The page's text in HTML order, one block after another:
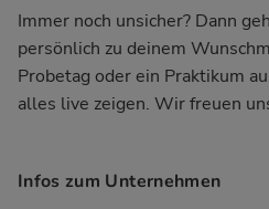
Immer noch unsicher? Dann
persönlich zu deinem
Probetag oder ein Praktikum
alles live zeigen. Wir freuen
Infos zum Unternehmen